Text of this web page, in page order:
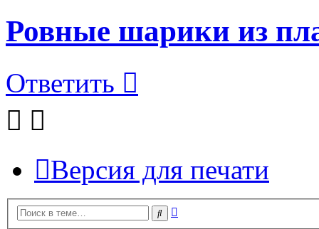
Ровные шарики из
Ответить
Версия для печати
Поиск